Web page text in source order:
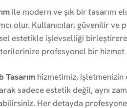
ile modern ve şık bir tasarım
olur. Kullanıcılar, güvenilir
estetikle işlevselliği
profesyonel bir hizmet
Tasarım hizmetimiz,
sadece estetik değil, aynı
Her detayda